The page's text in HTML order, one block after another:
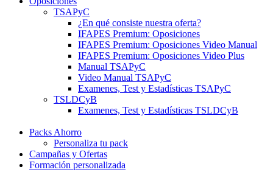
TSAPyC
¿En qué consiste nuestra oferta?
IFAPES Premium: Oposiciones
IFAPES Premium: Oposiciones Video Manual
IFAPES Premium: Oposiciones Video Plus
Manual TSAPyC
Video Manual TSAPyC
Examenes, Test y Estadísticas TSAPyC
TSLDCyB
Examenes, Test y Estadísticas TSLDCyB
Packs Ahorro
Personaliza tu pack
Campañas y Ofertas
Formación personalizada